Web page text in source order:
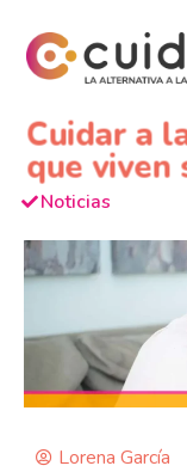
Cuidar a
que viven
Noticias
Lorena García